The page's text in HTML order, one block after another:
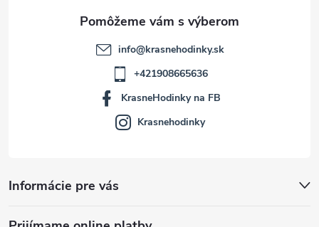
Informácie pre vás
info@krasnehodinky.sk
+421908665636
KrasneHodinky na FB
Krasnehodinky